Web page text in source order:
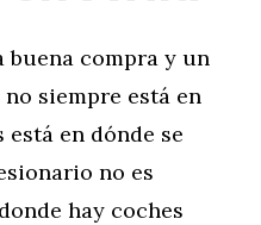
compra y un
siempre está en
está en dónde se
no es
hay coches